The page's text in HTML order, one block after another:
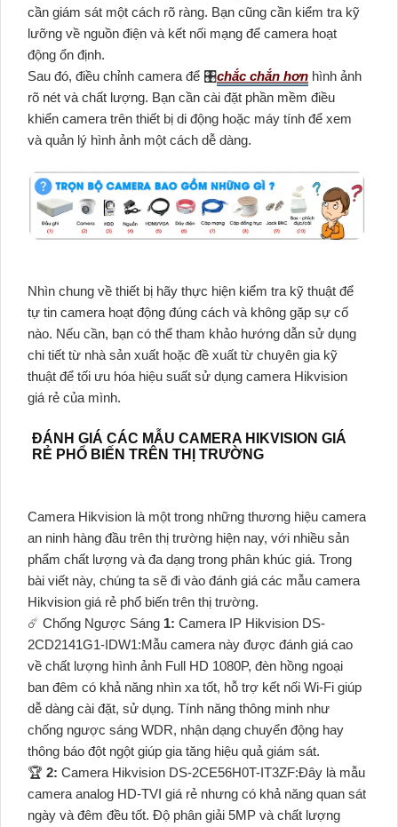
cần giám sát một cách rõ ràng. Bạn cũng cần kiểm tra kỹ
lưỡng về nguồn điện và kết nối mạng để camera hoạt
động ổn định.
Sau đó, điều chỉnh camera để 🎛chắc chắn hơn hình ảnh
rõ nét và chất lượng. Bạn cần cài đặt phần mềm điều
khiển camera trên thiết bị di động hoặc máy tính để xem
và quản lý hình ảnh một cách dễ dàng.
Nhìn chung về thiết bị hãy thực hiện kiểm tra kỹ thuật để
tự tin camera hoạt động đúng cách và không gặp sự cố
nào. Nếu cần, bạn có thể tham khảo hướng dẫn sử dụng
chi tiết từ nhà sản xuất hoặc đề xuất từ chuyên gia kỹ
thuật để tối ưu hóa hiệu suất sử dụng camera Hikvision
giá rẻ của mình.
ĐÁNH GIÁ CÁC MẪU CAMERA HIKVISION GIÁ
RẺ PHỔ BIẾN TRÊN THỊ TRƯỜNG
Camera Hikvision là một trong những thương hiệu camera
an ninh hàng đầu trên thị trường hiện nay, với nhiều sản
phẩm chất lượng và đa dạng trong phân khúc giá. Trong
bài viết này, chúng ta sẽ đi vào đánh giá các mẫu camera
Hikvision giá rẻ phổ biến trên thị trường.
☄️ Chống Ngược Sáng 1: Camera IP Hikvision DS-
2CD2141G1-IDW1:Mẫu camera này được đánh giá cao
về chất lượng hình ảnh Full HD 1080P, đèn hồng ngoại
ban đêm có khả năng nhìn xa tốt, hỗ trợ kết nối Wi-Fi giúp
dễ dàng cài đặt, sử dụng. Tính năng thông minh như
chống ngược sáng WDR, nhận dạng chuyển động hay
thông báo đột ngột giúp gia tăng hiệu quả giám sát.
️🏆 2: Camera Hikvision DS-2CE56H0T-IT3ZF:Đây là mẫu
camera analog HD-TVI giá rẻ nhưng có khả năng quan sát
ngày và đêm đều tốt. Độ phân giải 5MP và chất lượng